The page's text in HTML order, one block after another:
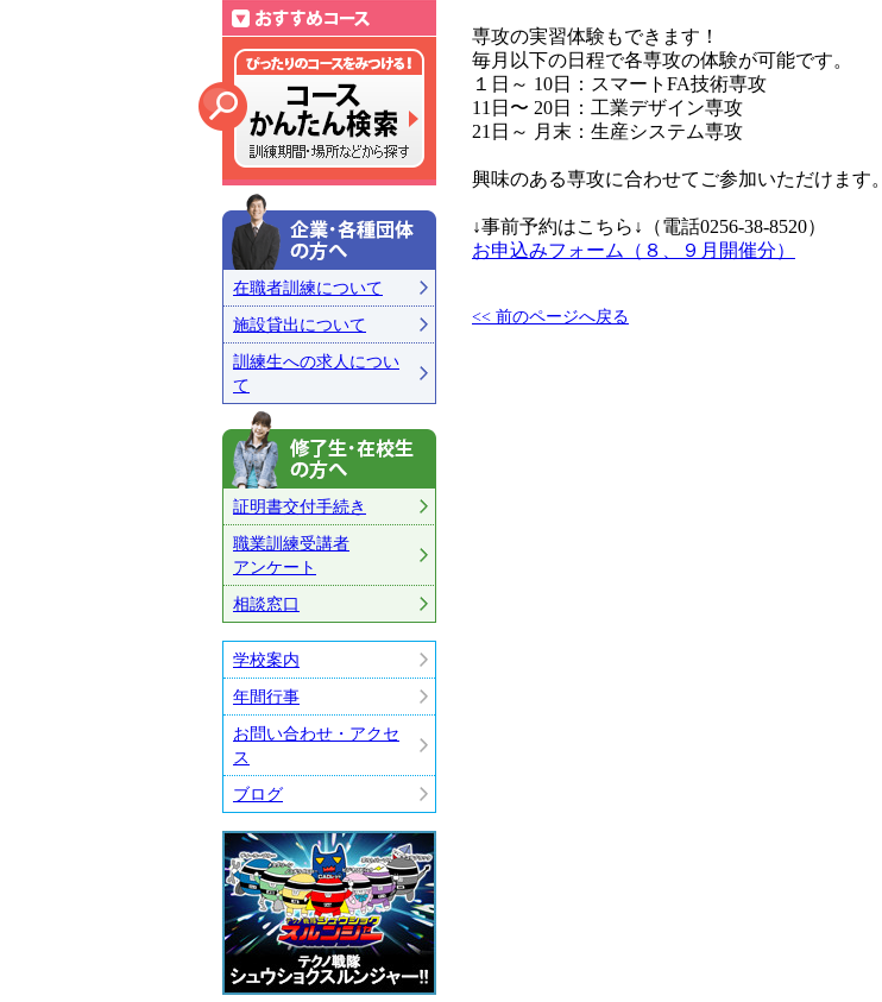
専攻の実習体験もできます！
毎月以下の日程で各専攻の体験が可能です。
１日～ 10日：スマートFA技術専攻
11日〜 20日：工業デザイン専攻
21日～ 月末：生産システム専攻
興味のある専攻に合わせてご参加いただけます。
↓事前予約はこちら↓（電話0256-38-8520）
お申込みフォーム（８、９月開催分）
<< 前のページへ戻る
コース詳細検索
企業・各種団体の方へ
在職者訓練について
施設貸出について
訓練生への求人につい
て
証明書交付手続き
職業訓練受講者
アンケート
相談窓口
学校案内
年間行事
お問い合わせ・アクセ
ス
ブログ